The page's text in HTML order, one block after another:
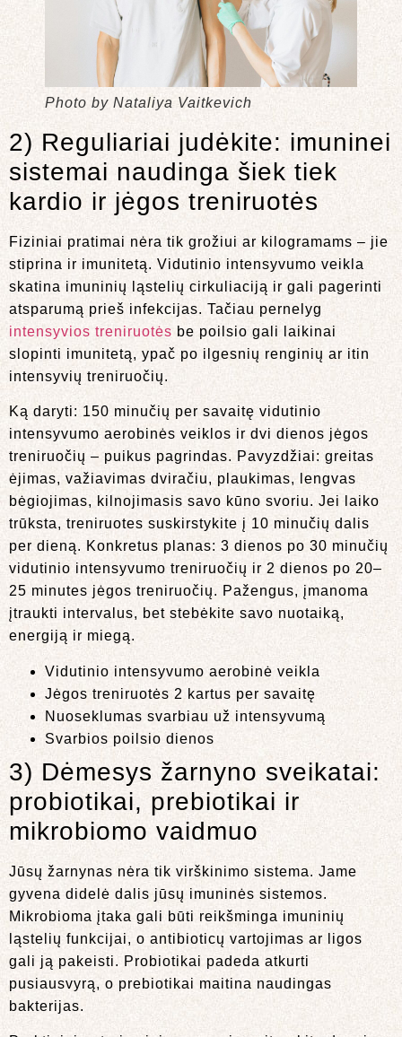
Photo by Nataliya Vaitkevich
2) Reguliariai judėkite: imuninei
sistemai naudinga šiek tiek
kardio ir jėgos treniruotės
Fiziniai pratimai nėra tik grožiui ar kilogramams – jie
stiprina ir imunitetą. Vidutinio intensyvumo veikla
skatina imuninių ląstelių cirkuliaciją ir gali pagerinti
atsparumą prieš infekcijas. Tačiau pernelyg
intensyvios treniruotės be poilsio gali laikinai
slopinti imunitetą, ypač po ilgesnių renginių ar itin
intensyvių treniruočių.
Ką daryti: 150 minučių per savaitę vidutinio
intensyvumo aerobinės veiklos ir dvi dienos jėgos
treniruočių – puikus pagrindas. Pavyzdžiai: greitas
ėjimas, važiavimas dviračiu, plaukimas, lengvas
bėgiojimas, kilnojimasis savo kūno svoriu. Jei laiko
trūksta, treniruotes suskirstykite į 10 minučių dalis
per dieną. Konkretus planas: 3 dienos po 30 minučių
vidutinio intensyvumo treniruočių ir 2 dienos po 20–
25 minutes jėgos treniruočių. Pažengus, įmanoma
įtraukti intervalus, bet stebėkite savo nuotaiką,
energiją ir miegą.
Vidutinio intensyvumo aerobinė veikla
Jėgos treniruotės 2 kartus per savaitę
Nuoseklumas svarbiau už intensyvumą
Svarbios poilsio dienos
3) Dėmesys žarnyno sveikatai:
probiotikai, prebiotikai ir
mikrobiomo vaidmuo
Jūsų žarnynas nėra tik virškinimo sistema. Jame
gyvena didelė dalis jūsų imuninės sistemos.
Mikrobioma įtaka gali būti reikšminga imuninių
ląstelių funkcijai, o antibioticų vartojimas ar ligos
gali ją pakeisti. Probiotikai padeda atkurti
pusiausvyrą, o prebiotikai maitina naudingas
bakterijas.